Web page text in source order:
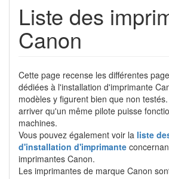
Liste des
Canon
Cette page recense les différentes
dédiées à l'installation d'imprimante
modèles y figurent bien que non
arriver qu'un même pilote puisse
machines.
Vous pouvez également voir la liste
d'installation d'imprimante
imprimantes Canon.
Les imprimantes de marque Canon